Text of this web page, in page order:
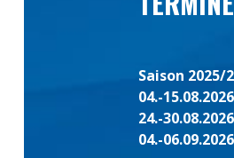
Saison 2025/
04.-
24.-
04.-